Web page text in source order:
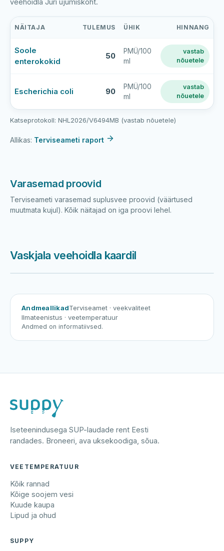
veehoidla Jüri ujumiskoht.
veehoidla
viimase
mõõtmistulemused
NÄITAJA TULEMUS ÜHIK HINNANG
Soole
enterokokid
50
PMÜ/100
ml
vastab
nõuetele
Escherichia coli 90
PMÜ/100
ml
vastab
nõuetele
Katseprotokoll: NHL2026/V6494MB (vastab nõuetele)
Allikas: Terviseameti raport
Varasemad proovid
Terviseameti varasemad suplusvee proovid (väärtused
muutmata kujul). Kõik näitajad on iga proovi lehel.
Vaskjala veehoidla kaardil
AndmeallikadTerviseamet · veekvaliteet
Ilmateenistus · veetemperatuur
Andmed on informatiivsed.
Iseteenindusega SUP-laudade rent Eesti
randades. Broneeri, ava uksekoodiga, sõua.
VEETEMPERATUUR
Kõik rannad
Kõige soojem vesi
Kuude kaupa
Lipud ja ohud
SUPPY